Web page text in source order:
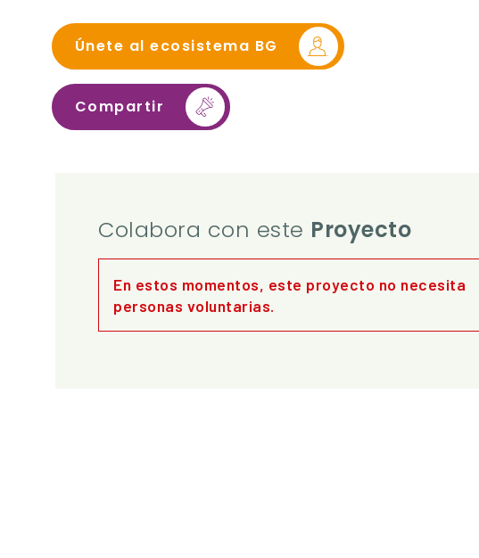
Únete al ecosistema BG
Compartir
Colabora con este Proyecto
En estos momentos, este proyecto no necesita
personas voluntarias.